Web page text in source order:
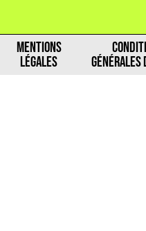
MENTIONS
LÉGALES
GÉNÉRALES